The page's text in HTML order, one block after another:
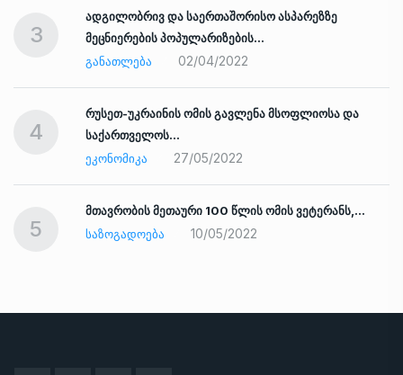
3
ადგილობრივ და საერთაშორისო ასპარეზზე
მეცნიერების პოპულარიზების…
ᲒᲐᲜᲐᲗᲚᲔᲑᲐ
02/04/2022
4
რუსეთ-უკრაინის ომის გავლენა მსოფლიოსა და
საქართველოს…
ᲔᲙᲝᲜᲝᲛᲘᲙᲐ
27/05/2022
5
მთავრობის მეთაური 100 წლის ომის ვეტერანს,…
ᲡᲐᲖᲝᲒᲐᲓᲝᲔᲑᲐ
10/05/2022